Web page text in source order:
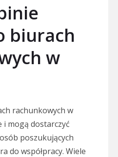
biurach
w
rachunkowych w
i mogą dostarczyć
poszukujących
do współpracy. Wiele